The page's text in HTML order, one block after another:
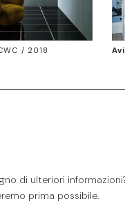
/ 2018
di ulteriori
prima possibile.